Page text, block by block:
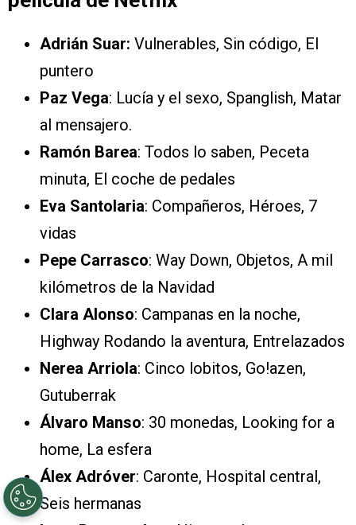
Adrián Suar: Vulnerables, Sin código, El
puntero
Paz Vega: Lucía y el sexo, Spanglish, Matar
al mensajero.
Ramón Barea: Todos lo saben, Peceta
minuta, El coche de pedales
Eva Santolaria: Compañeros, Héroes, 7
vidas
Pepe Carrasco: Way Down, Objetos, A mil
kilómetros de la Navidad
Clara Alonso: Campanas en la noche,
Highway Rodando la aventura, Entrelazados
Nerea Arriola: Cinco lobitos, Go!azen,
Gutuberrak
Álvaro Manso: 30 monedas, Looking for a
home, La esfera
Álex Adróver: Caronte, Hospital central,
Seis hermanas